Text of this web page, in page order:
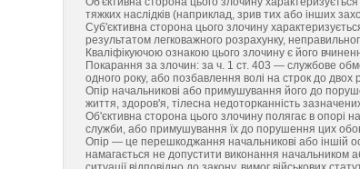
тяжких наслідків (наприклад, зрив тих або інших
Суб'єктивна сторона цього злочину
результатом легковажного розрахунку,
Кваліфікуючою ознакою цього злочину є його
Покарання за злочин: за ч. 1 ст. 403 — службове
одного року, або позбавлення волі на строк до двох
Опір начальникові або примушування його до
життя, здоров'я, тілесна недоторканність
Об'єктивна сторона цього злочину полягає в опорі
служби, або примушування їх до порушення цих
Опір — це перешкоджання начальникові або іншій
намагається не допустити виконання начальником